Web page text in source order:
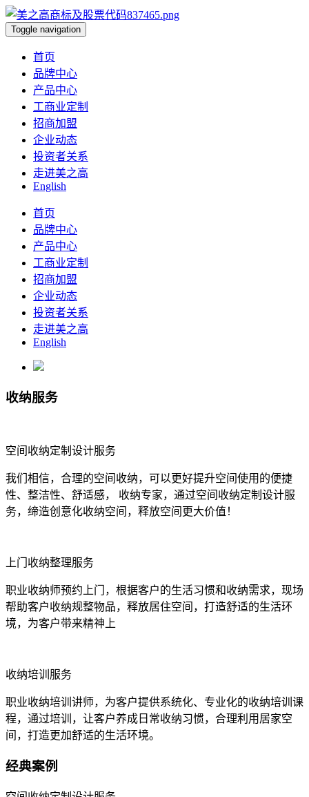
Toggle navigation
首页
品牌中心
产品中心
工商业定制
招商加盟
企业动态
投资者关系
走进美之高
English
首页
品牌中心
产品中心
工商业定制
招商加盟
企业动态
投资者关系
走进美之高
English
收纳服务
空间收纳定制设计服务
我们相信，合理的空间收纳，可以更好提升空间使用的便捷
性、整洁性、舒适感， 收纳专家，通过空间收纳定制设计服
务，缔造创意化收纳空间，释放空间更大价值！
上门收纳整理服务
职业收纳师预约上门，根据客户的生活习惯和收纳需求，现场
帮助客户收纳规整物品，释放居住空间，打造舒适的生活环
境，为客户带来精神上
收纳培训服务
职业收纳培训讲师，为客户提供系统化、专业化的收纳培训课
程，通过培训，让客户养成日常收纳习惯，合理利用居家空
间，打造更加舒适的生活环境。
经典案例